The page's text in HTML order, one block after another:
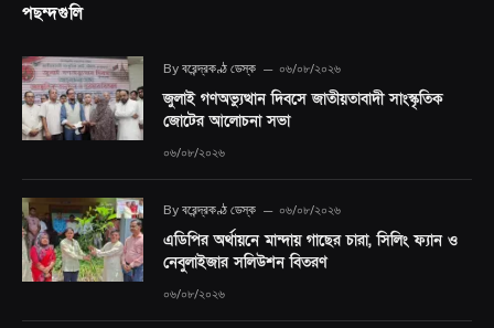
পছন্দগুলি
By বরেন্দ্রকণ্ঠ ডেস্ক ০৬/০৮/২০২৬
জুলাই গণঅভ্যুত্থান দিবসে জাতীয়তাবাদী সাংস্কৃতিক
জোটের আলোচনা সভা
০৬/০৮/২০২৬
By বরেন্দ্রকণ্ঠ ডেস্ক ০৬/০৮/২০২৬
এডিপির অর্থায়নে মান্দায় গাছের চারা, সিলিং ফ্যান ও
নেবুলাইজার সলিউশন বিতরণ
০৬/০৮/২০২৬